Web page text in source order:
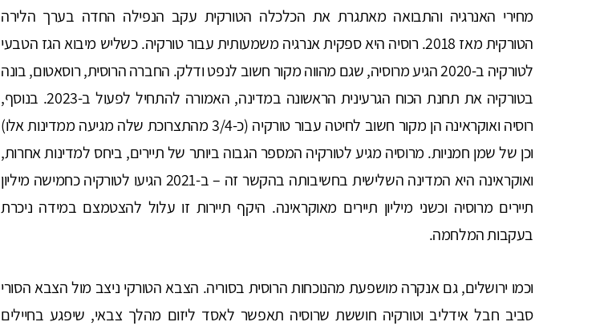
מחירי האנרגיה והתבואה מאתגרת את הכלכלה הטורקית עקב הנפילה החדה בערך הלירה
הטורקית מאז 2018. רוסיה היא ספקית אנרגיה משמעותית עבור טורקיה. כשליש מיבוא הגז הטבעי
לטורקיה ב-2020 הגיע מרוסיה, שגם מהווה מקור חשוב לנפט ודלק. החברה הרוסית, רוסאטום, בונה
בטורקיה את תחנת הכוח הגרעינית הראשונה במדינה, האמורה להתחיל לפעול ב-2023. בנוסף,
רוסיה ואוקראינה הן מקור חשוב לחיטה עבור טורקיה (כ-3/4 מהתצרוכת שלה מגיעה ממדינות אלו)
וכן של שמן חמניות. מרוסיה מגיע לטורקיה המספר הגבוה ביותר של תיירים, ביחס למדינות אחרות,
ואוקראינה היא המדינה השלישית בחשיבותה בהקשר זה – ב-2021 הגיעו לטורקיה כחמישה מיליון
תיירים מרוסיה וכשני מיליון תיירים מאוקראינה. היקף תיירות זו עלול להצטמצם במידה ניכרת
בעקבות המלחמה.
וכמו ירושלים, גם אנקרה מושפעת מהנוכחות הרוסית בסוריה. הצבא הטורקי ניצב מול הצבא הסורי
סביב חבל אידליב וטורקיה חוששת שרוסיה תאפשר לאסד ליזום מהלך צבאי, שיפגע בחיילים